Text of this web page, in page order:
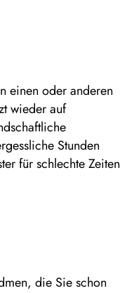
einen oder anderen
wieder auf
Stunden
für schlechte Zeiten
die Sie schon